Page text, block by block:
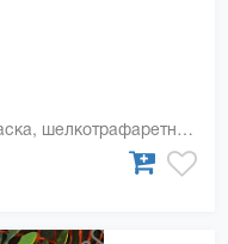
150 x 220 см, холст, масляная краска, шелкотрафаретная краска